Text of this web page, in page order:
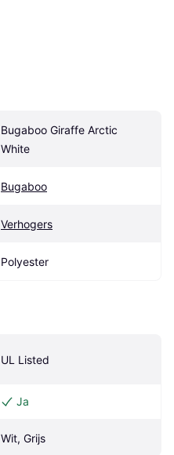
Bugaboo Giraffe Arctic
White
Bugaboo
Verhogers
Polyester
UL Listed
Ja
Wit, Grijs